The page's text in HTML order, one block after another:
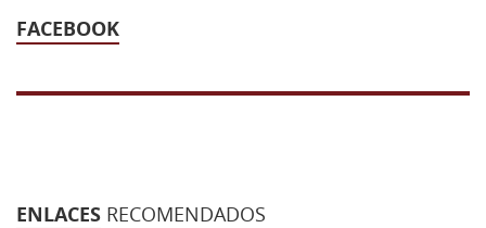
FACEBOOK
ENLACES RECOMENDADOS